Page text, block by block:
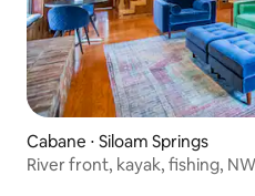
Cabane ⋅ Siloam Springs
River front, kayak, fishing,